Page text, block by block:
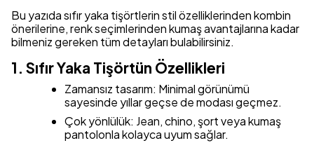
Bu yazıda sıfır yaka tişörtlerin stil özelliklerinden kombin
önerilerine, renk seçimlerinden kumaş avantajlarına kadar
bilmeniz gereken tüm detayları bulabilirsiniz.
1. Sıfır Yaka Tişörtün Özellikleri
Zamansız tasarım: Minimal görünümü
sayesinde yıllar geçse de modası geçmez.
Çok yönlülük: Jean, chino, şort veya kumaş
pantolonla kolayca uyum sağlar.